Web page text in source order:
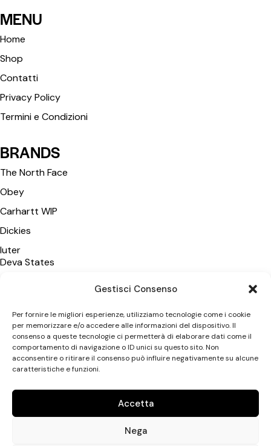
Gestisci Consenso
Per fornire le migliori esperienze, utilizziamo tecnologie come i cookie
per memorizzare e/o accedere alle informazioni del dispositivo. Il
consenso a queste tecnologie ci permetterà di elaborare dati come il
comportamento di navigazione o ID unici su questo sito. Non
acconsentire o ritirare il consenso può influire negativamente su alcune
caratteristiche e funzioni.
Accetta
Nega
MENU
Home
Shop
Contatti
Privacy Policy
Termini e Condizioni
BRANDS
The North Face
Obey
Carhartt WIP
Dickies
Iuter
Deva States
Vans
New Amsterdam SA
CATEGORIE
Donna